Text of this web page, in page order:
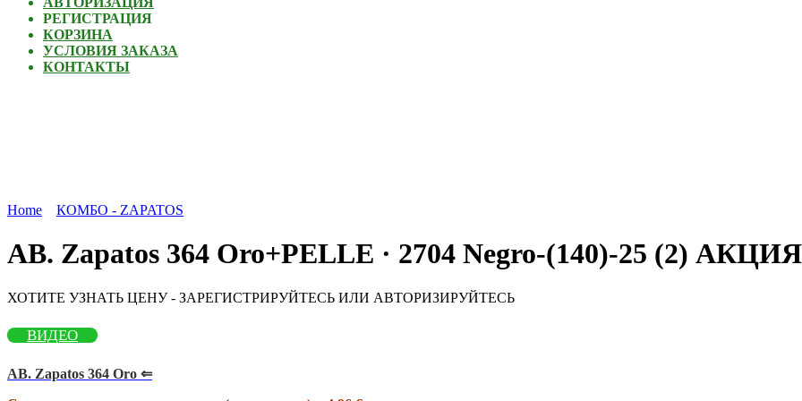
РЕГИСТРАЦИЯ
КОРЗИНА
УСЛОВИЯ ЗАКАЗА
КОНТАКТЫ
Home КОМБО - ZAPATOS
AB. Zapatos 364 Oro+PELLE · 2704 Negro-(140)-25 (2) АКЦИЯ
ХОТИТЕ УЗНАТЬ ЦЕНУ - ЗАРЕГИСТРИРУЙТЕСЬ ИЛИ АВТОРИЗИРУЙТЕСЬ
ВИДЕО
AB. Zapatos 364 Oro ⇐